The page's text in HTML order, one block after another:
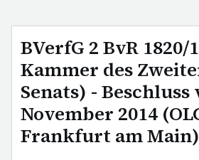
BVerfG 2 BvR 1820/
Kammer des
Senats) - Beschluss
November 2014
Frankfurt am Main)